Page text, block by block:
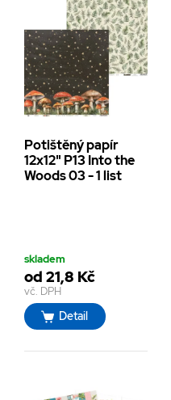
Potištěný papír
12x12" P13 Into the
Woods 03 - 1 list
skladem
od 21,8 Kč
vč. DPH
Detail